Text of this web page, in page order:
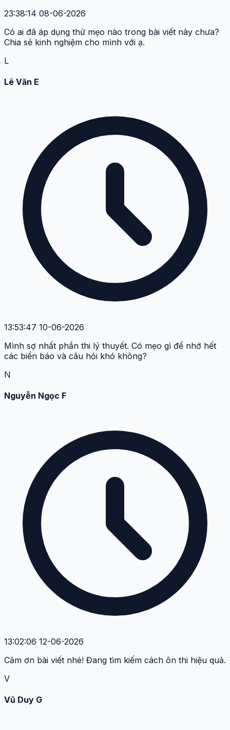
23:38:14 08-06-2026
Có ai đã áp dụng thử mẹo nào trong bài viết này chưa?
Chia sẻ kinh nghiệm cho mình với ạ.
L
Lê Văn E
13:53:47 10-06-2026
Mình sợ nhất phần thi lý thuyết. Có mẹo gì để nhớ hết
các biển báo và câu hỏi khó không?
N
Nguyễn Ngọc F
13:02:06 12-06-2026
Cảm ơn bài viết nhé! Đang tìm kiếm cách ôn thi hiệu quả.
V
Vũ Duy G